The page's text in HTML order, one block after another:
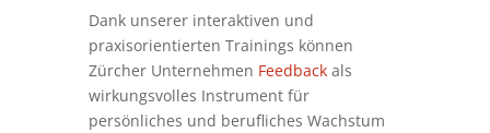
Dank unserer interaktiven und
praxisorientierten Trainings können
Zürcher Unternehmen Feedbackals
wirkungsvolles Instrument für
persönliches und berufliches Wachstum